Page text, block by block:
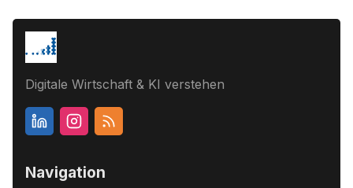
Digitale Wirtschaft & KI verstehen
Navigation